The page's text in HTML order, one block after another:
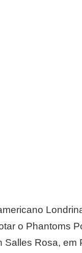
o Phantoms
Salles Rosa,